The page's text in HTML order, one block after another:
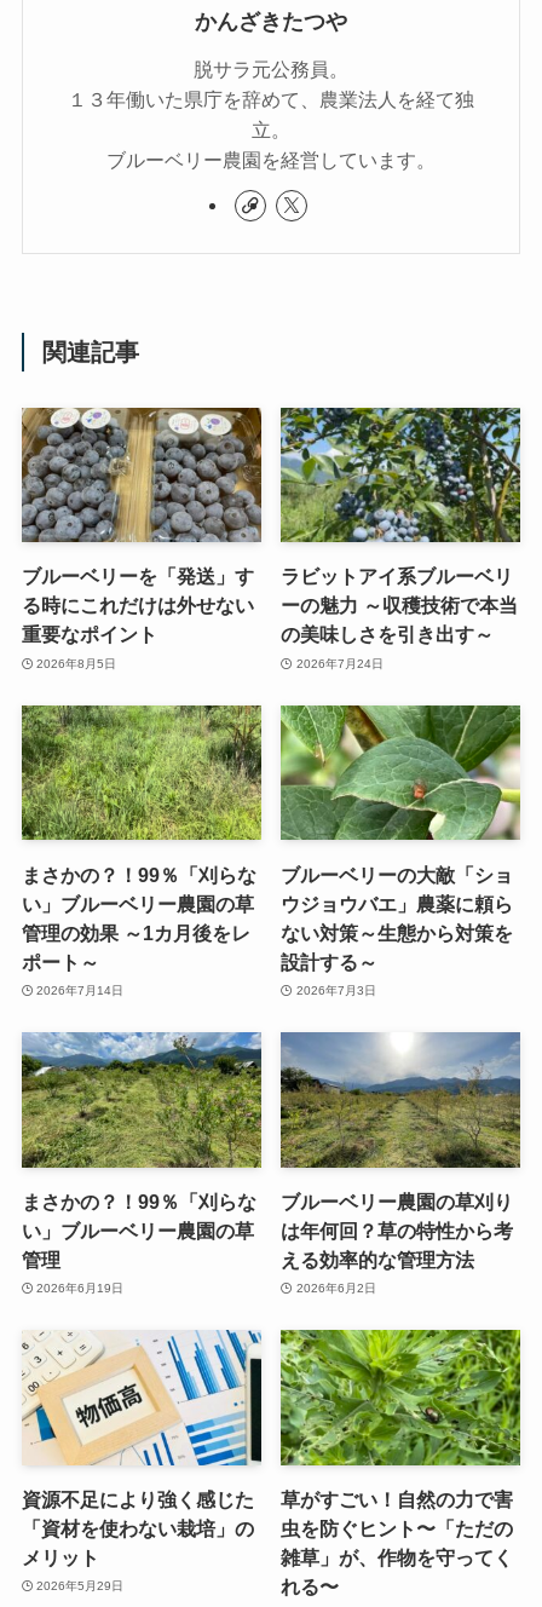
かんざきたつや
脱サラ元公務員。
１３年働いた県庁を辞めて、農業法人を経て独
立。
ブルーベリー農園を経営しています。
関連記事
ブルーベリーを「発送」す
る時にこれだけは外せない
重要なポイント
2026年8月5日
ラビットアイ系ブルーベリ
ーの魅力 ～収穫技術で本当
の美味しさを引き出す～
2026年7月24日
まさかの？！99％「刈らな
い」ブルーベリー農園の草
管理の効果 ～1カ月後をレ
ポート～
2026年7月14日
ブルーベリーの大敵「ショ
ウジョウバエ」農薬に頼ら
ない対策～生態から対策を
設計する～
2026年7月3日
まさかの？！99％「刈らな
い」ブルーベリー農園の草
管理
2026年6月19日
ブルーベリー農園の草刈り
は年何回？草の特性から考
える効率的な管理方法
2026年6月2日
資源不足により強く感じた
「資材を使わない栽培」の
メリット
2026年5月29日
草がすごい！自然の力で害
虫を防ぐヒント〜「ただの
雑草」が、作物を守ってく
れる〜